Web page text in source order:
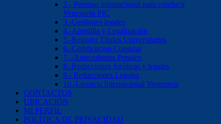
2.- Permiso internacional para conducir
Venezuela PIC
3.-Gestiones legales
4.-Apostilla y Legalización
5.-Registro Títulos Universitarios
6.-Certificacion Consular
7..-Antecedentes Penales
8.-Redacciones Jurídicas y legales
9.- Redacciones Legales
10.-Licencia Internacional Venezuela
CONTACTOS
UBICACIÓN
MI PERFIL
POLÍTICA DE PRIVACIDAD